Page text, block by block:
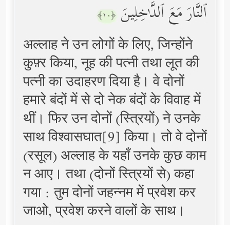
ٱلنَّارَ مَعَ ٱلدَّ ٰ⁠خِلِینَ ﴿١٠﴾
अल्लाह ने उन लोगों के लिए, जिन्होंने
कुफ़्र किया, नूह की पत्नी तथा लूत की
पत्नी का उदाहरण दिया है। वे दोनों
हमारे बंदों में से दो नेक बंदों के विवाह में
थीं। फिर उन दोनों (स्त्रियों) ने उनके
साथ विश्वासघात[9] किया। तो वे दोनों
(रसूल) अल्लाह के यहाँ उनके कुछ काम
न आए। तथा (दोनों स्त्रियों से) कहा
गया : तुम दोनों जहन्नम में प्रवेश कर
जाओ, प्रवेश करने वालों के साथ।